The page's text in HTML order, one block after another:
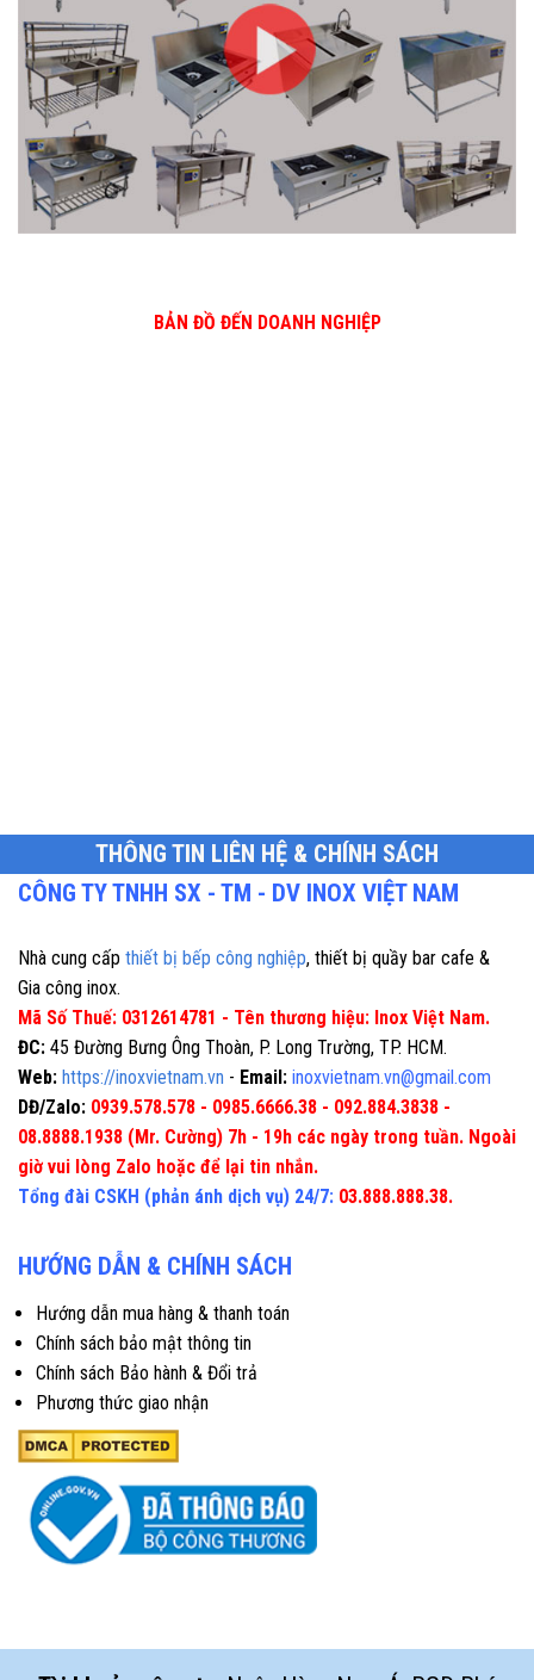
BẢN ĐỒ ĐẾN DOANH NGHIỆP
THÔNG TIN LIÊN HỆ & CHÍNH SÁCH
CÔNG TY TNHH SX - TM - DV INOX VIỆT NAM
Nhà cung cấp thiết bị bếp công nghiệp, thiết bị quầy bar cafe &
Gia công inox.
Mã Số Thuế: 0312614781 - Tên thương hiệu: Inox Việt Nam.
ĐC: 45 Đường Bưng Ông Thoàn, P. Long Trường, TP. HCM.
Web: https://inoxvietnam.vn - Email: inoxvietnam.vn@gmail.com
DĐ/Zalo: 0939.578.578 - 0985.6666.38 - 092.884.3838 -
08.8888.1938 (Mr. Cường) 7h - 19h các ngày trong tuần. Ngoài
giờ vui lòng Zalo hoặc để lại tin nhắn.
Tổng đài CSKH (phản ánh dịch vụ) 24/7: 03.888.888.38.
HƯỚNG DẪN & CHÍNH SÁCH
Hướng dẫn mua hàng & thanh toán
Chính sách bảo mật thông tin
Chính sách Bảo hành & Đổi trả
Phương thức giao nhận